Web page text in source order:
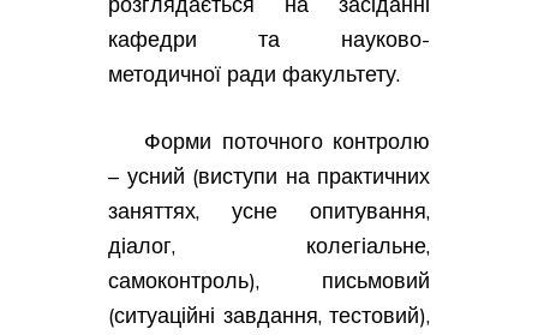
кафедри та науково-
методичної ради факультету.
Форми поточного контролю
– усний (виступи на практичних
заняттях, усне опитування,
діалог, колегіальне,
самоконтроль), письмовий
(ситуаційні завдання, тестовий),